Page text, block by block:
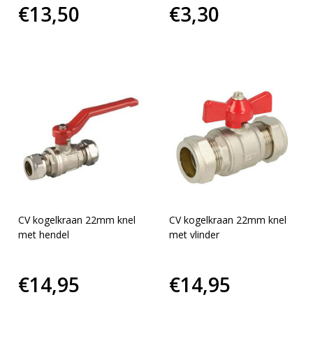
€13,50 €3,30
CV kogelkraan 22mm knel
met hendel
€14,95
CV kogelkraan 22mm knel
met vlinder
€14,95